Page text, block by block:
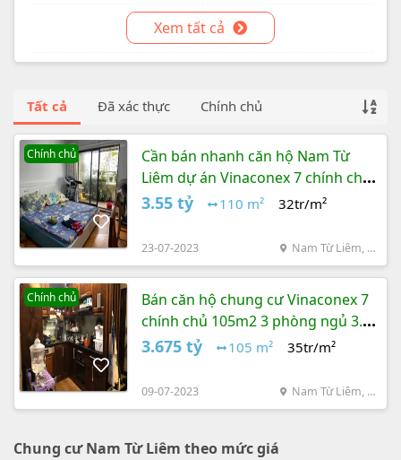
Xem tất cả
Tất cả Đã xác thực Chính chủ
Chính chủ
Cần bán nhanh căn hộ Nam Từ
Liêm dự án Vinaconex 7 chính chủ
110m² giá 3.55 tỷ đồng
3.55 tỷ 110 m² 32tr/m²
23-07-2023
Nam Từ Liêm, Hà
Nội
Chính chủ
Bán căn hộ chung cư Vinaconex 7
chính chủ 105m2 3 phòng ngủ 3.6
tỷ đồng
3.675 tỷ 105 m² 35tr/m²
09-07-2023
Nam Từ Liêm, Hà
Nội
Chung cư Nam Từ Liêm theo mức giá